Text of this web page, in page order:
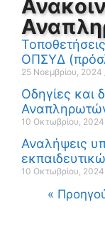
ΟΠΣΥΔ
25 Νοεμβρίου, 2024
Οδηγίες και
10 Οκτωβρίου, 2024
Αναλήψεις
10 Οκτωβρίου, 2024
«